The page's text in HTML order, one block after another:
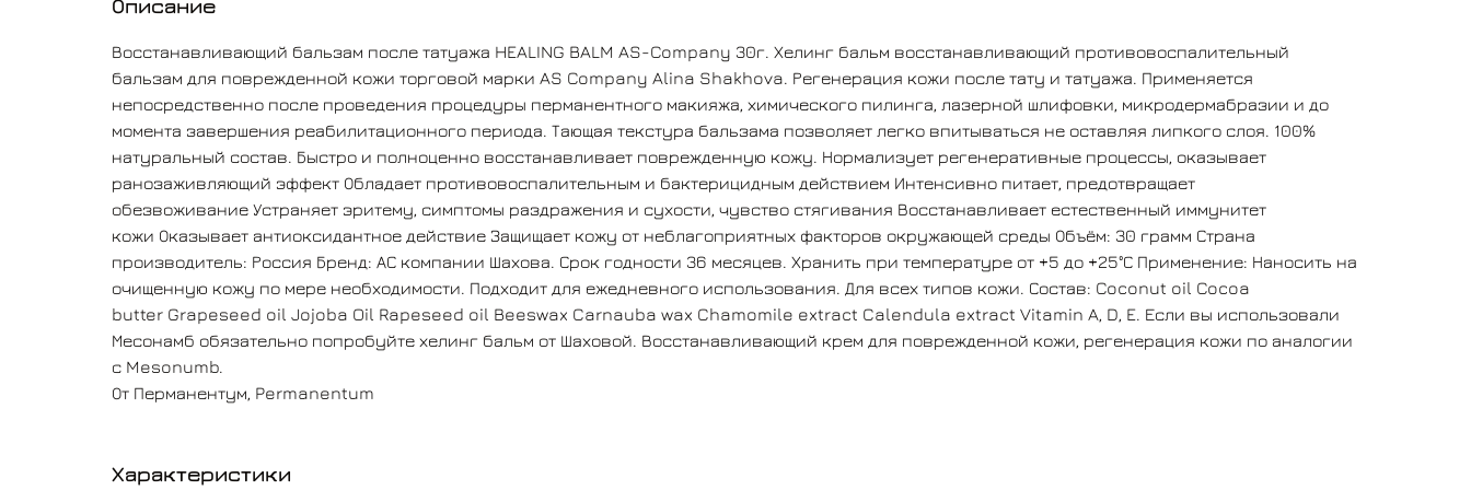
противовоспалительным и бактерицидным
действием Интенсивно питает, предотвращает
обезвоживание Устраняет эритему, симптомы
раздражения и сухости, чувство
стягивания Восстанавливает естественный
иммунитет кожи Оказывает антиоксидантное
действие Защищает кожу от неблагоприятных
факторов окружающей среды Объём: 30
грамм Страна производитель: Россия Бренд: АС
компании Шахова. Срок годности 36
месяцев. Хранить при температуре от +5 до
+25°С Применение: Наносить на очищенную
Описание
Восстанавливающий бальзам после татуажа HEALING BALM AS-Company 30г. Хелинг бальм восстанавливающий противовоспалительный
бальзам для поврежденной кожи торговой марки AS Company Alina Shakhova. Регенерация кожи после тату и татуажа. Применяется
непосредственно после проведения процедуры перманентного макияжа, химического пилинга, лазерной шлифовки, микродермабразии и до
момента завершения реабилитационного периода. Тающая текстура бальзама позволяет легко впитываться не оставляя липкого слоя. 100%
натуральный состав. Быстро и полноценно восстанавливает поврежденную кожу. Нормализует регенеративные процессы, оказывает
ранозаживляющий эффект Обладает противовоспалительным и бактерицидным действием Интенсивно питает, предотвращает
обезвоживание Устраняет эритему, симптомы раздражения и сухости, чувство стягивания Восстанавливает естественный иммунитет
кожи Оказывает антиоксидантное действие Защищает кожу от неблагоприятных факторов окружающей среды Объём: 30 грамм Страна
производитель: Россия Бренд: АС компании Шахова. Срок годности 36 месяцев. Хранить при температуре от +5 до +25°С Применение: Наносить на
очищенную кожу по мере необходимости. Подходит для ежедневного использования. Для всех типов кожи. Состав: Coconut oil Cocoa
butter Grapeseed oil Jojoba Oil Rapeseed oil Beeswax Carnauba wax Chamomile extract Calendula extract Vitamin A, D, E. Если вы использовали
Месонамб обязательно попробуйте хелинг бальм от Шаховой. Восстанавливающий крем для поврежденной кожи, регенерация кожи по аналогии
с Mesonumb.
От Перманентум, Permanentum
Характеристики